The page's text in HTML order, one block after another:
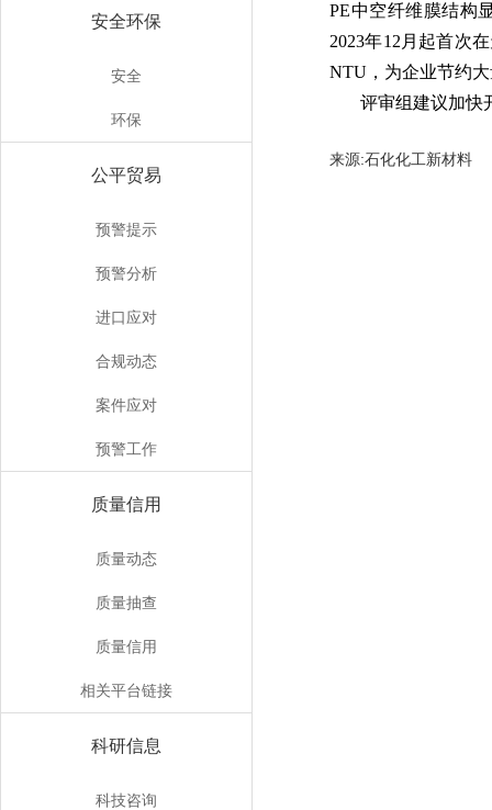
安全环保
安全
环保
公平贸易
预警提示
预警分析
进口应对
合规动态
案件应对
预警工作
质量信用
质量动态
质量抽查
质量信用
相关平台链接
科研信息
科技咨询
PE中空纤维膜结构
2023年12月起首次
NTU，为企业节约
评审组建议加快
来源:石化化工新材